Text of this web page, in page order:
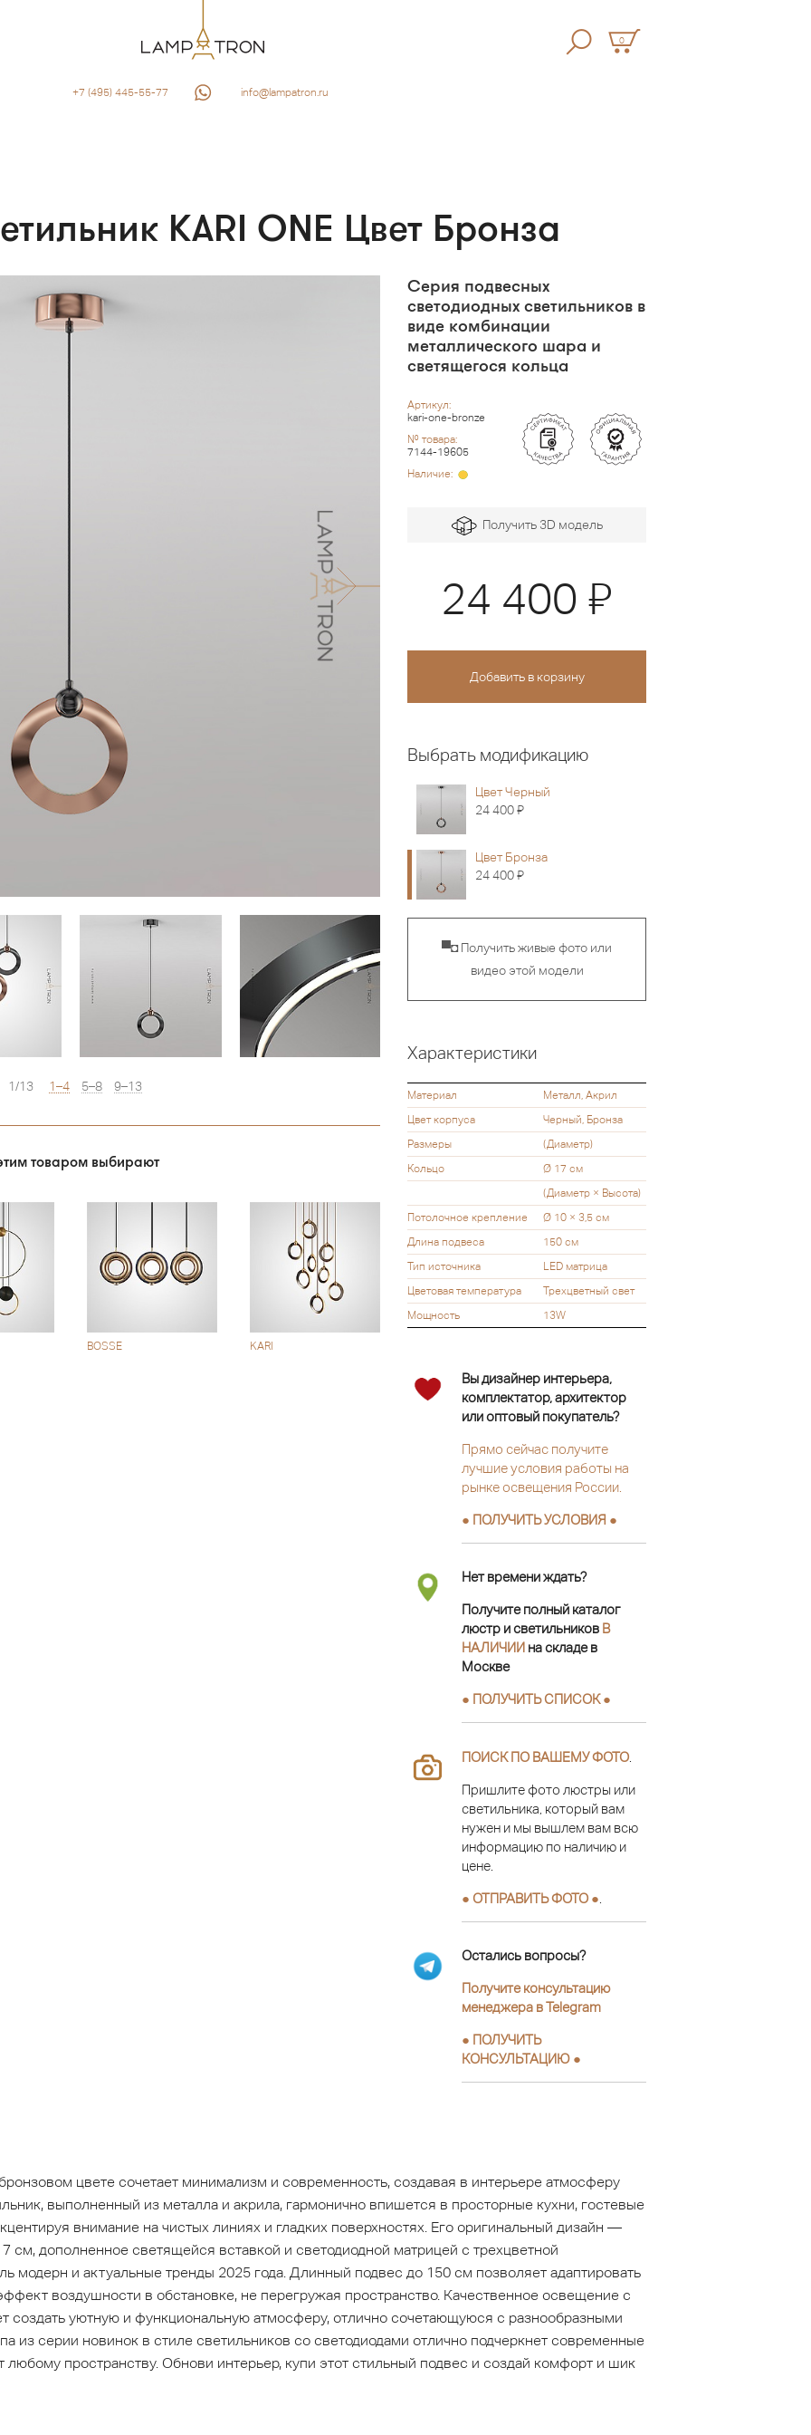
0
+7 (495) 445-55-77 info@lampatron.ru
KARI ONE Цвет Бронза
1/13 1–4 5–8 9–13
товаром выбирают
BOSSE KARI
Серия подвесных
светодиодных светильников в
виде комбинации
металлического шара и
светящегося кольца
Артикул:
kari-one-bronze
№ товара:
7144-19605
Наличие:
Получить 3D модель
24 400 Я
Выбрать модификацию
Цвет Черный
24 400Я
Цвет Бронза
24 400Я
▀◘ Получить живые фото или
видео этой модели
Характеристики
Материал
Металл, Акрил
Цвет корпуса
Черный, Бронза
Размеры
(Диаметр)
Кольцо
Ø 17 см
(Диаметр × Высота)
Потолочное крепление
Ø 10 × 3,5 см
Длина подвеса
150 см
Тип источника
LED матрица
Цветовая температура
Трехцветный свет
Мощность
13W
Вы дизайнер интерьера,
комплектатор, архитектор
или оптовый покупатель?
Прямо сейчас получите
лучшие условия работы на
рынке освещения России.
● ПОЛУЧИТЬ УСЛОВИЯ ●
Нет времени ждать?
Получите полный каталог
люстр и светильников В
НАЛИЧИИ на складе в
Москве
● ПОЛУЧИТЬ СПИСОК ●
ПОИСК ПО ВАШЕМУ ФОТО
Пришлите фото люстры или
светильника, который вам
нужен и мы вышлем вам всю
информацию по наличию и
цене.
● ОТПРАВИТЬ ФОТО ●
Остались вопросы?
Получите консультацию
менеджера в Telegram
● ПОЛУЧИТЬ
КОНСУЛЬТАЦИЮ ●
цвете сочетает минимализм и современность, создавая в интерьере атмосферу
выполненный из металла и акрила, гармонично впишется в просторные кухни, гостевые
внимание на чистых линиях и гладких поверхностях. Его оригинальный дизайн —
см, дополненное светящейся вставкой и светодиодной матрицей с трехцветной
модерн и актуальные тренды 2025 года. Длинный подвес до 150 см позволяет адаптировать
воздушности в обстановке, не перегружая пространство. Качественное освещение с
уютную и функциональную атмосферу, отлично сочетающуюся с разнообразными
из серии новинок в стиле светильников со светодиодами отлично подчеркнет современные
любому пространству. Обнови интерьер, купи этот стильный подвес и создай комфорт и шик